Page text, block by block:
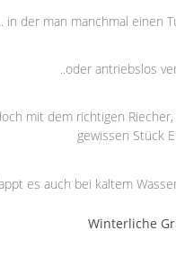
.. in der man manchmal einen
..oder antriebslos
mit dem richtigen
gewissen Stück
es auch bei kaltem
Winterliche